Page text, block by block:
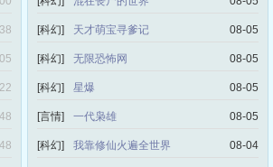
[科幻] 天才萌宝寻爹记 08-05
[科幻] 无限恐怖网 08-05
[科幻] 星爆 08-05
[言情] 一代枭雄 08-05
[科幻] 我靠修仙火遍全世界 08-04